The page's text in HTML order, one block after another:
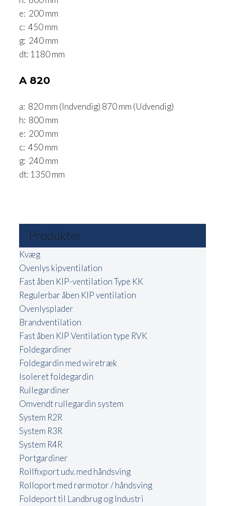
Produkter
Kvæg
Ovenlys kipventilation
Fast åben KIP-ventilation Type KK
Regulerbar åben KIP ventilation
Ovenlysplader
Brandventilation
Fast åben KIP Ventilation type RVK
Foldegardiner
Foldegardin med wiretræk
Isoleret foldegardin
Rullegardiner
Omvendt rullegardin system
System R2R
System R3R
System R4R
Portgardiner
Rollfixport udv. med håndsving
Rolloport med rørmotor / håndsving
Foldeport til Landbrug og Industri
e: 200 mm
c: 450 mm
g: 240 mm
dt: 1180 mm ​
A 820
a: 820 mm (Indvendig) 870 mm (Udvendig)
h: 800 mm
e: 200 mm
c: 450 mm
g: 240 mm
dt: 1350 mm